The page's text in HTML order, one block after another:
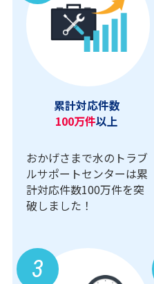
累計対応件数
100万件以上
おかげさまで水のトラブ
ルサポートセンターは累
計対応件数100万件を突
破しました！
3